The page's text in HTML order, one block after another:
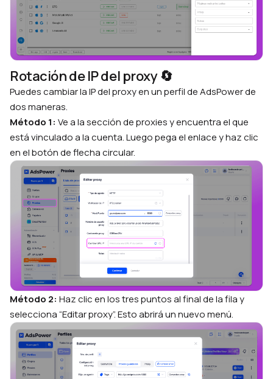
Rotación de IP del proxy 🔄
Puedes cambiar la IP del proxy en un perfil de AdsPower de
dos maneras.
Método 1: Ve a la sección de proxies y encuentra el que
está vinculado a la cuenta. Luego pega el enlace y haz clic
en el botón de flecha circular.
Método 2: Haz clic en los tres puntos al final de la fila y
selecciona “Editar proxy”. Esto abrirá un nuevo menú.